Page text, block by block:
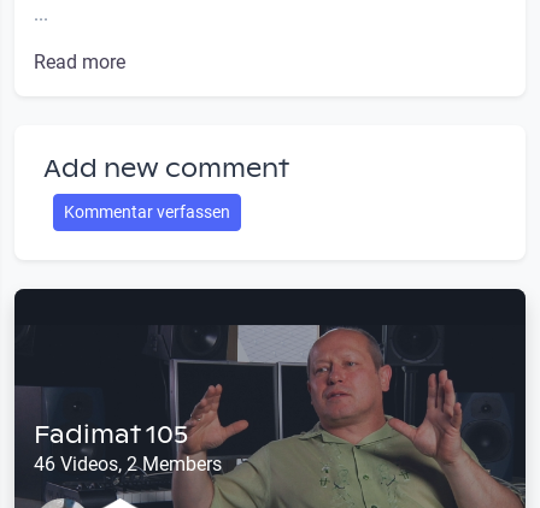
...
Read more
Add new comment
Kommentar verfassen
Fadimat 105
46 Videos, 2 Members